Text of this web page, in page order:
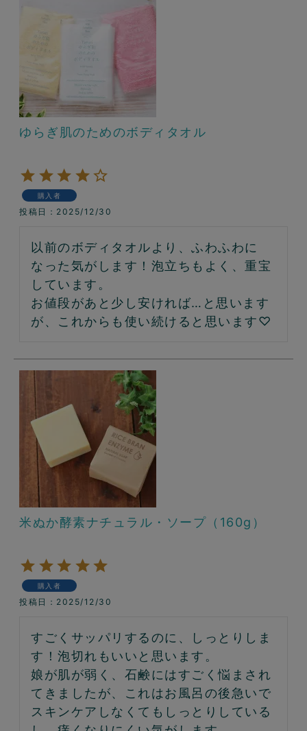
ゆらぎ肌のためのボディタオル
購入者
投稿日 2025/12/30
以前のボディタオルより、ふわふわに
なった気がします！泡立ちもよく、重宝
しています。
お値段があと少し安ければ…と思います
が、これからも使い続けると思います♡
米ぬか酵素ナチュラル・ソープ（160g）
購入者
投稿日 2025/12/30
すごくサッパリするのに、しっとりしま
す！泡切れもいいと思います。
娘が肌が弱く、石鹸にはすごく悩まされ
てきましたが、これはお風呂の後急いで
スキンケアしなくてもしっとりしている